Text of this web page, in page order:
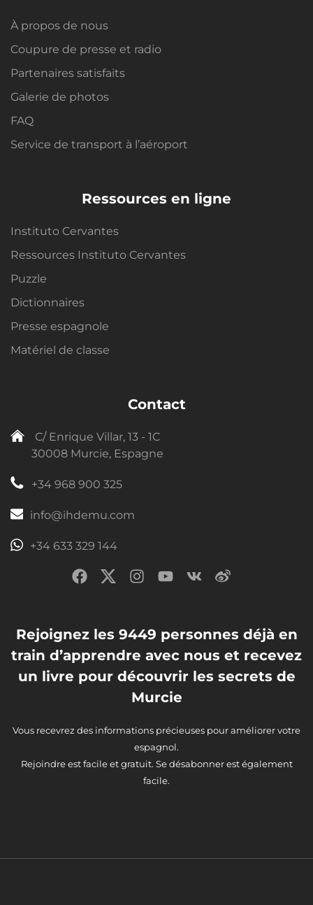
À propos de nous
Coupure de presse et radio
Partenaires satisfaits
Galerie de photos
FAQ
Service de transport à l’aéroport
Ressources en ligne
Instituto Cervantes
Ressources Instituto Cervantes
Puzzle
Dictionnaires
Presse espagnole
Matériel de classe
Contact
C/ Enrique Villar, 13 - 1C
30008 Murcie, Espagne
+34 968 900 325
info@ihdemu.com
+34 633 329 144
Rejoignez les 9449 personnes déjà en
train d’apprendre avec nous et recevez
un livre pour découvrir les secrets de
Murcie
Vous recevrez des informations précieuses pour améliorer votre
espagnol.
Rejoindre est facile et gratuit. Se désabonner est également
facile.